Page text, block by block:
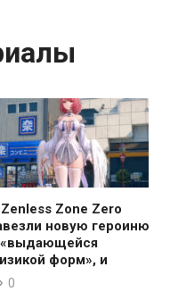
Zone Zero
новую героиню
форм», и
0